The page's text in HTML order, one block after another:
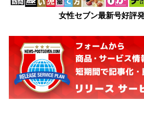
女性セブン最新号好評